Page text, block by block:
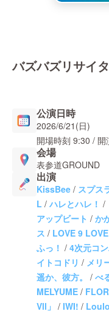
バズバズリサイ
公演日時
2026/6/21(日)
開場時刻 9:30 / 開
会場
表参道GROUND
出演
KissBee / スプス
L / ハレとハレ！ /
アップビート / か
ス / LOVE 9 LOVE
ふっ！ / 4次元コ
イトコドリ / メリ
遥か、彼方。
/ べ
MELYUME /
Vll」 / IWI! /